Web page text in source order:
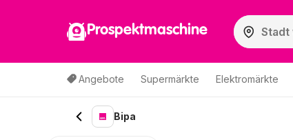
Prospektmaschine
Angebote Supermärkte Elektromärkte
Bipa